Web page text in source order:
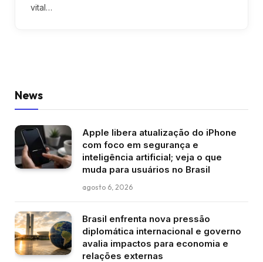
vital…
News
Apple libera atualização do iPhone
com foco em segurança e
inteligência artificial; veja o que
muda para usuários no Brasil
agosto 6, 2026
Brasil enfrenta nova pressão
diplomática internacional e governo
avalia impactos para economia e
relações externas